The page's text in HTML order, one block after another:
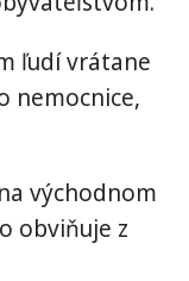
ľudí vrátane
nemocnice,
východnom
obviňuje z